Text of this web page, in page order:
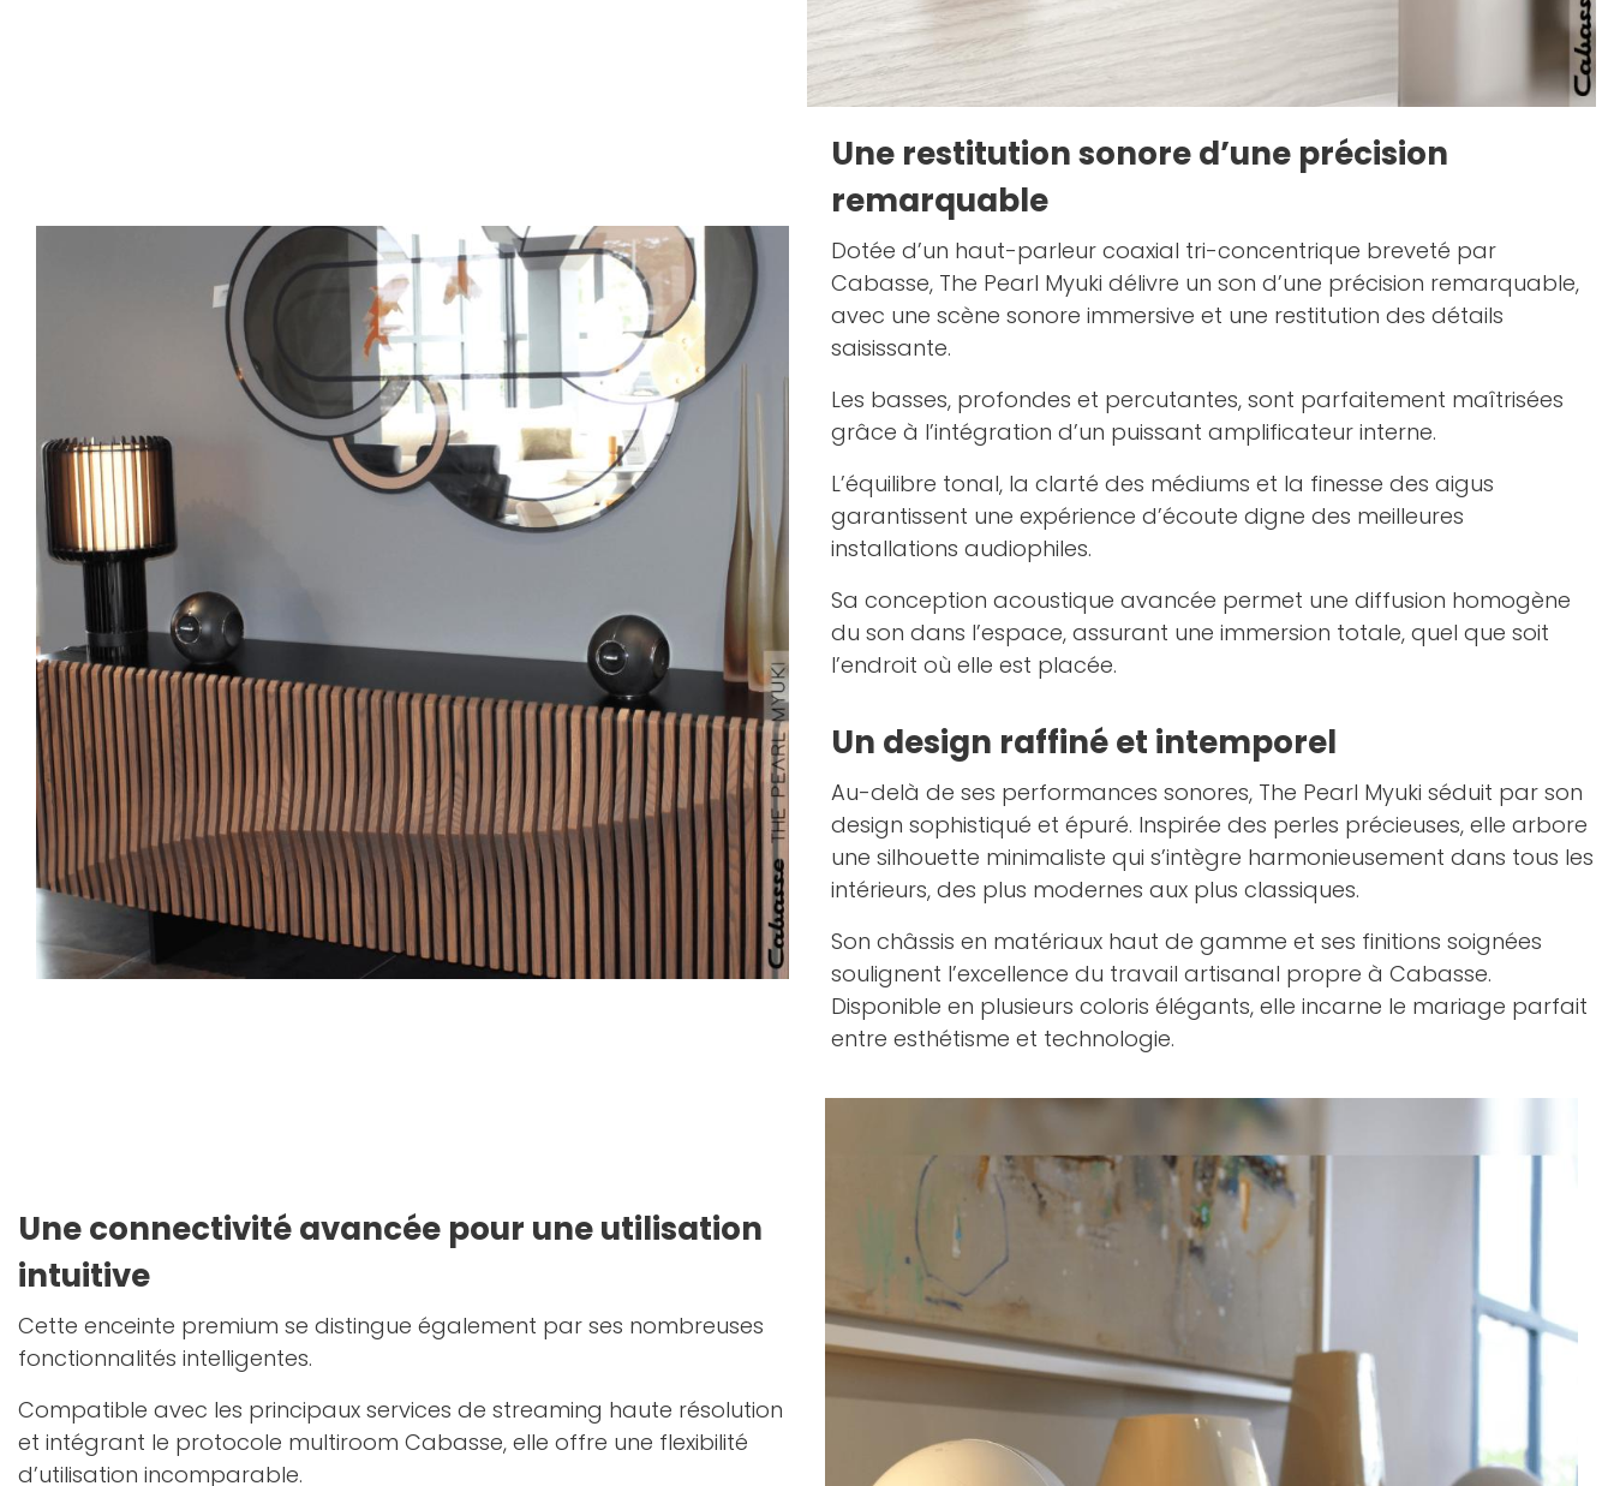
Une restitution sonore d’une précision
remarquable
Dotée d’un haut-parleur coaxial tri-concentrique breveté par
Cabasse, The Pearl Myuki délivre un son d’une précision remarquable,
avec une scène sonore immersive et une restitution des détails
saisissante.
Les basses, profondes et percutantes, sont parfaitement maîtrisées
grâce à l’intégration d’un puissant amplificateur interne.
L’équilibre tonal, la clarté des médiums et la finesse des aigus
garantissent une expérience d’écoute digne des meilleures
installations audiophiles.
Sa conception acoustique avancée permet une diffusion homogène
du son dans l’espace, assurant une immersion totale, quel que soit
l’endroit où elle est placée.
Un design raffiné et intemporel
Au-delà de ses performances sonores, The Pearl Myuki séduit par son
design sophistiqué et épuré. Inspirée des perles précieuses, elle arbore
une silhouette minimaliste qui s’intègre harmonieusement dans tous les
intérieurs, des plus modernes aux plus classiques.
Son châssis en matériaux haut de gamme et ses finitions soignées
soulignent l’excellence du travail artisanal propre à Cabasse.
Disponible en plusieurs coloris élégants, elle incarne le mariage parfait
entre esthétisme et technologie.
Une connectivité avancée pour une utilisation
intuitive
Cette enceinte premium se distingue également par ses nombreuses
fonctionnalités intelligentes.
Compatible avec les principaux services de streaming haute résolution
et intégrant le protocole multiroom Cabasse, elle offre une flexibilité
d’utilisation incomparable.